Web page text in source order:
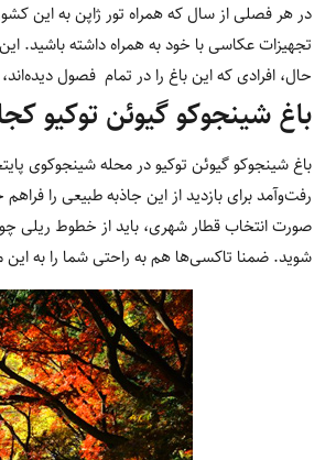
در هر فصلی از سال که همراه تور ژاپن به این
تجهیزات عکاسی با خود به همراه داشته باشید.
حال، افرادی که این باغ را در تمام فصول
باغ شینجوکو گیوئن توکیو
باغ شینجوکو گیوئن توکیو در محله شینجوکوی
رفت‌‌و‌آمد برای بازدید از این جاذبه طبیعی را
صورت انتخاب قطار شهری، باید از خطوط ریلی
شوید. ضمنا تاکسی‌ها هم به راحتی شما را به